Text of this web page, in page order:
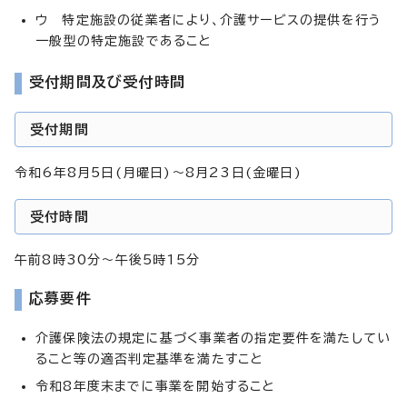
ウ 特定施設の従業者により、介護サービスの提供を行う
一般型の特定施設であること
受付期間及び受付時間
受付期間
令和6年8月5日(月曜日)～8月23日(金曜日)
受付時間
午前8時30分～午後5時15分
応募要件
介護保険法の規定に基づく事業者の指定要件を満たしてい
ること等の適否判定基準を満たすこと
令和8年度末までに事業を開始すること